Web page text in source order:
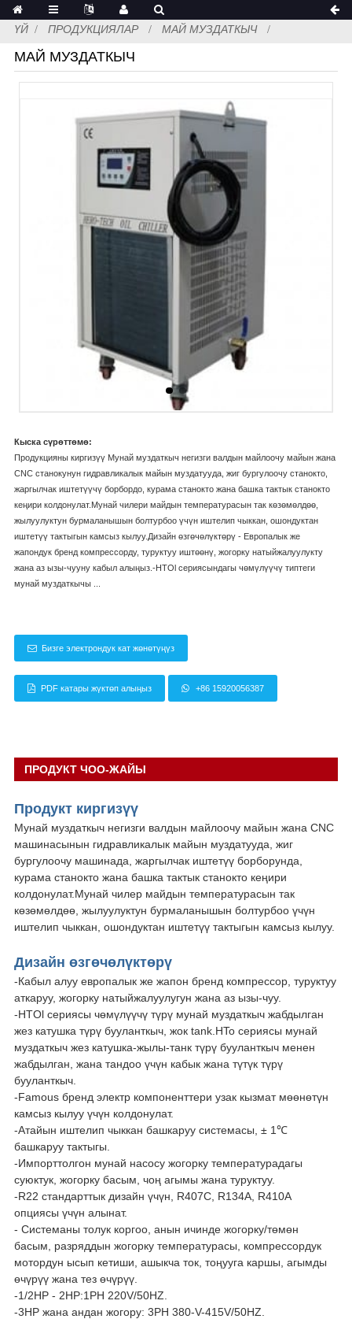
ҮЙ ПРОДУКЦИЯЛАР МАЙ МУЗДАТКЫЧ
МАЙ МУЗДАТКЫЧ
Кыска сүрөттөмө:
Продукцияны киргизүү Мунай муздаткыч негизги валдын майлоочу майын жана
CNC станокунун гидравликалык майын муздатууда, жиг бургулоочу станокто,
жаргылчак иштетүүчү борбордо, курама станокто жана башка тактык станокто
кеңири колдонулат.Мунай чилери майдын температурасын так көзөмөлдөө,
жылуулуктун бурмаланышын болтурбоо үчүн иштелип чыккан, ошондуктан
иштетүү тактыгын камсыз кылуу.Дизайн өзгөчөлүктөрү - Европалык же
жапондук бренд компрессорду, туруктуу иштөөнү, жогорку натыйжалуулукту
жана аз ызы-чууну кабыл алыңыз.-HTOl сериясындагы чөмүлүүчү типтеги
мунай муздаткычы ...
Бизге электрондук кат жөнөтүңүз
PDF катары жүктөп алыңыз +86 15920056387
ПРОДУКТ ЧОО-ЖАЙЫ
Продукт киргизүү
Мунай муздаткыч негизги валдын майлоочу майын жана CNC
машинасынын гидравликалык майын муздатууда, жиг
бургулоочу машинада, жаргылчак иштетүү борборунда,
курама станокто жана башка тактык станокто кеңири
колдонулат.Мунай чилер майдын температурасын так
көзөмөлдөө, жылуулуктун бурмаланышын болтурбоо үчүн
иштелип чыккан, ошондуктан иштетүү тактыгын камсыз кылуу.
Дизайн өзгөчөлүктөрү
-Кабыл алуу европалык же жапон бренд компрессор, туруктуу
аткаруу, жогорку натыйжалуулугун жана аз ызы-чуу.
-HTOl сериясы чөмүлүүчү түрү мунай муздаткыч жабдылган
жез катушка түрү бууланткыч, жок tank.HTo сериясы мунай
муздаткыч жез катушка-жылы-танк түрү бууланткыч менен
жабдылган, жана тандоо үчүн кабык жана түтүк түрү
бууланткыч.
-Famous бренд электр компоненттери узак кызмат мөөнөтүн
камсыз кылуу үчүн колдонулат.
-Атайын иштелип чыккан башкаруу системасы, ± 1℃
башкаруу тактыгы.
-Импорттолгон мунай насосу жогорку температурадагы
суюктук, жогорку басым, чоң агымы жана туруктуу.
-R22 стандарттык дизайн үчүн, R407C, R134A, R410A
опциясы үчүн алынат.
- Системаны толук коргоо, анын ичинде жогорку/төмөн
басым, разряддын жогорку температурасы, компрессордук
мотордун ысып кетиши, ашыкча ток, тоңууга каршы, агымды
өчүрүү жана тез өчүрүү.
-1/2HP - 2HP:1PH 220V/50HZ.
-3HP жана андан жогору: 3PH 380-V-415V/50HZ.